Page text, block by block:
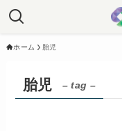
ホーム 胎児
胎児 – tag –